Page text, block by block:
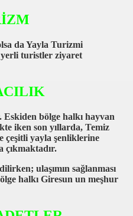
da Yayla Turizmi
yerli turistler ziyaret
Eskiden bölge halkı hayvan
iken son yıllarda, Temiz
çeşitli yayla şenliklerine
çıkmaktadır.
ulaşımın sağlanması
halkı Giresun un meşhur